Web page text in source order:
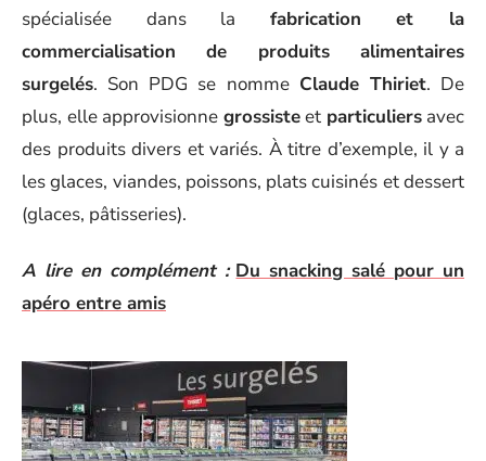
spécialisée dans la fabrication et la
commercialisation de produits alimentaires
surgelés. Son PDG se nomme Claude Thiriet. De
plus, elle approvisionne grossisteet particuliersavec
des produits divers et variés. À titre d’exemple, il y a
les glaces, viandes, poissons, plats cuisinés et dessert
(glaces, pâtisseries).
A lire en complément : Du snacking salé pour un
apéro entre amis